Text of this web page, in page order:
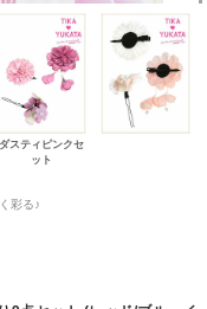
ダスティピンクセ
ット
彩る♪